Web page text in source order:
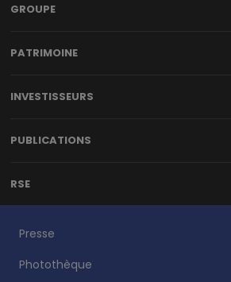
GROUPE
PATRIMOINE
INVESTISSEURS
PUBLICATIONS
RSE
Presse
Photothèque